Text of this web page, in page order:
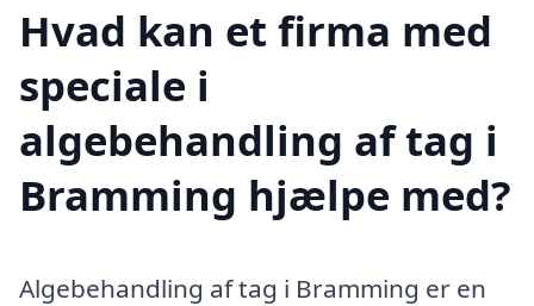
Hvad kan et firma med
speciale i
algebehandling af tag i
Bramming hjælpe med?
Algebehandling af tag i Bramming er en